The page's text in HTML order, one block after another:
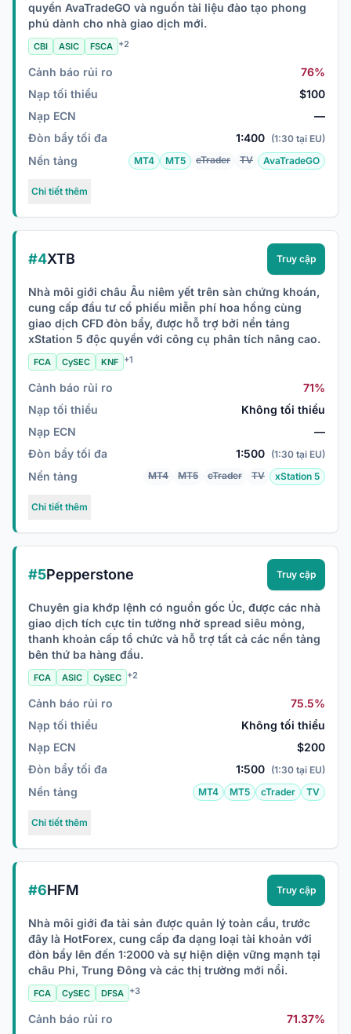
quyền AvaTradeGO và nguồn tài liệu đào tạo phong
phú dành cho nhà giao dịch mới.
CBI ASIC FSCA +2
Cảnh báo rủi ro
76%
Nạp tối thiểu
$100
Nạp ECN
—
Đòn bẩy tối đa
1:400 (1:30 tại EU)
Nền tảng MT4 MT5 cTrader TV AvaTradeGO
Chi tiết thêm
#4XTB Truy cập
Nhà môi giới châu Âu niêm yết trên sàn chứng khoán,
cung cấp đầu tư cổ phiếu miễn phí hoa hồng cùng
giao dịch CFD đòn bẩy, được hỗ trợ bởi nền tảng
xStation 5 độc quyền với công cụ phân tích nâng cao.
FCA CySEC KNF +1
Cảnh báo rủi ro
71%
Nạp tối thiểu
Không tối thiểu
Nạp ECN
—
Đòn bẩy tối đa
1:500 (1:30 tại EU)
Nền tảng MT4 MT5 cTrader TV xStation 5
Chi tiết thêm
#5Pepperstone Truy cập
Chuyên gia khớp lệnh có nguồn gốc Úc, được các nhà
giao dịch tích cực tin tưởng nhờ spread siêu mỏng,
thanh khoản cấp tổ chức và hỗ trợ tất cả các nền tảng
bên thứ ba hàng đầu.
FCA ASIC CySEC +2
Cảnh báo rủi ro
75.5%
Nạp tối thiểu
Không tối thiểu
Nạp ECN
$200
Đòn bẩy tối đa
1:500 (1:30 tại EU)
Nền tảng MT4 MT5 cTrader TV
Chi tiết thêm
#6HFM Truy cập
Nhà môi giới đa tài sản được quản lý toàn cầu, trước
đây là HotForex, cung cấp đa dạng loại tài khoản với
đòn bẩy lên đến 1:2000 và sự hiện diện vững mạnh tại
châu Phi, Trung Đông và các thị trường mới nổi.
FCA CySEC DFSA +3
Cảnh báo rủi ro 71.37%